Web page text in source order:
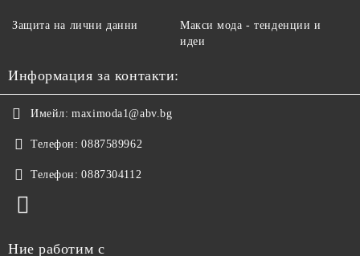
Защита на лични данни
Макси мода - тенденции и
идеи
Информация за контакти:
Имейл: maximoda1@abv.bg
Телефон: 0887589962
Телефон: 0887304112
Ние работим с